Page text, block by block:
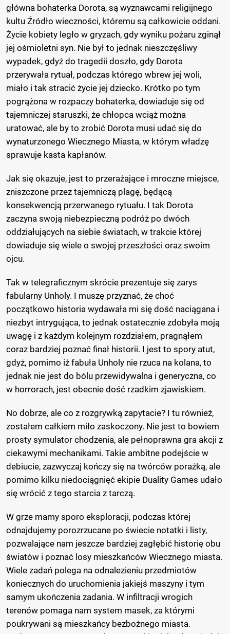
główna bohaterka Dorota, są wyznawcami religijnego
kultu Źródło wieczności, któremu są całkowicie oddani.
Życie kobiety legło w gryzach, gdy wyniku pożaru zginął
jej ośmioletni syn. Nie był to jednak nieszczęśliwy
wypadek, gdyż do tragedii doszło, gdy Dorota
przerywała rytuał, podczas którego wbrew jej woli,
miało i tak stracić życie jej dziecko. Krótko po tym
pogrążona w rozpaczy bohaterka, dowiaduje się od
tajemniczej staruszki, że chłopca wciąż można
uratować, ale by to zrobić Dorota musi udać się do
wynaturzonego Wiecznego Miasta, w którym władzę
sprawuje kasta kapłanów.
Jak się okazuje, jest to przerażające i mroczne miejsce,
zniszczone przez tajemniczą plagę, będącą
konsekwencją przerwanego rytuału. I tak Dorota
zaczyna swoją niebezpieczną podróż po dwóch
oddziałujących na siebie światach, w trakcie której
dowiaduje się wiele o swojej przeszłości oraz swoim
ojcu.
Tak w telegraficznym skrócie prezentuje się zarys
fabularny Unholy. I muszę przyznać, że choć
początkowo historia wydawała mi się dość naciągana i
niezbyt intrygująca, to jednak ostatecznie zdobyła moją
uwagę i z każdym kolejnym rozdziałem, pragnąłem
coraz bardziej poznać finał historii. I jest to spory atut,
gdyż, pomimo iż fabuła Unholy nie rzuca na kolana, to
jednak nie jest do bólu przewidywalna i generyczna, co
w horrorach, jest obecnie dość rzadkim zjawiskiem.
No dobrze, ale co z rozgrywką zapytacie? I tu również,
zostałem całkiem miło zaskoczony. Nie jest to bowiem
prosty symulator chodzenia, ale pełnoprawna gra akcji z
ciekawymi mechanikami. Takie ambitne podejście w
debiucie, zazwyczaj kończy się na twórców porażką, ale
pomimo kilku niedociągnięć ekipie Duality Games udało
się wrócić z tego starcia z tarczą.
W grze mamy sporo eksploracji, podczas której
odnajdujemy porozrzucane po świecie notatki i listy,
pozwalające nam jeszcze bardziej zagłębić historię obu
światów i poznać losy mieszkańców Wiecznego miasta.
Wiele zadań polega na odnalezieniu przedmiotów
koniecznych do uruchomienia jakiejś maszyny i tym
samym ukończenia zadania. W infiltracji wrogich
terenów pomaga nam system masek, za którymi
poukrywani są mieszkańcy bezbożnego miasta.